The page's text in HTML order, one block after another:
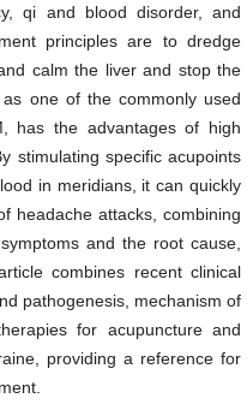
qi and blood disorder, and
principles are to dredge
calm the liver and stop the
one of the commonly used
has the advantages of high
stimulating specific acupoints
in meridians, it can quickly
headache attacks, combining
and the root cause,
combines recent clinical
pathogenesis, mechanism of
for acupuncture and
providing a reference for